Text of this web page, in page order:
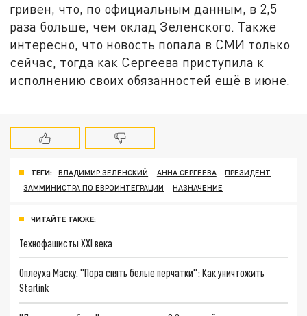
гривен, что, по официальным данным, в 2,5
раза больше, чем оклад Зеленского. Также
интересно, что новость попала в СМИ только
сейчас, тогда как Сергеева приступила к
исполнению своих обязанностей ещё в июне.
ТЕГИ: ВЛАДИМИР ЗЕЛЕНСКИЙ АННА СЕРГЕЕВА
ПРЕЗИДЕНТ
ЗАММИНИСТРА ПО ЕВРОИНТЕГРАЦИИ
НАЗНАЧЕНИЕ
ЧИТАЙТЕ ТАКЖЕ:
Технофашисты XXI века
Оплеуха Маску. "Пора снять белые перчатки": Как уничтожить
Starlink